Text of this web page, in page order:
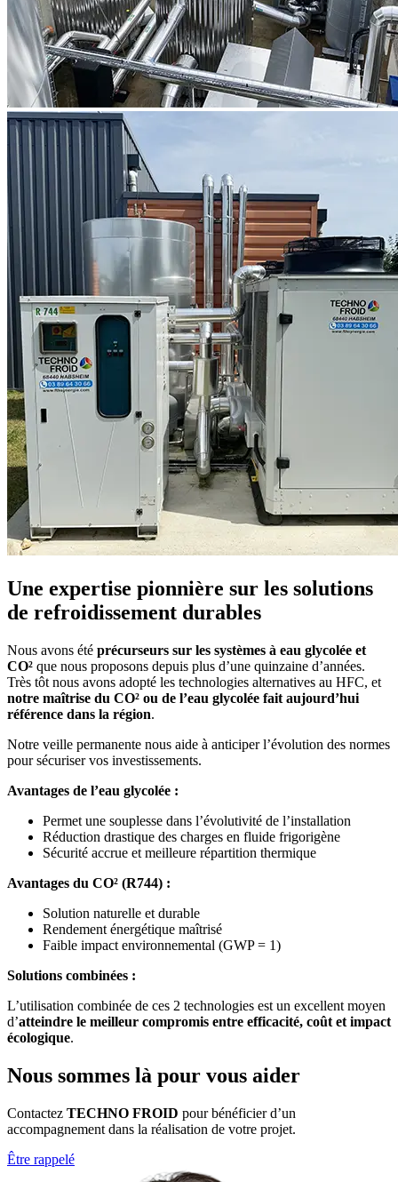
Une expertise pionnière sur les solutions
de refroidissement durables
Nous avons été précurseurs sur les systèmes à eau glycolée et
CO² que nous proposons depuis plus d’une quinzaine d’années.
Très tôt nous avons adopté les technologies alternatives au HFC, et
notre maîtrise du CO² ou de l’eau glycolée fait aujourd’hui
référence dans la région.
Notre veille permanente nous aide à anticiper l’évolution des normes
pour sécuriser vos investissements.
Avantages de l’eau glycolée :
Permet une souplesse dans l’évolutivité de l’installation
Réduction drastique des charges en fluide frigorigène
Sécurité accrue et meilleure répartition thermique
Avantages du CO² (R744) :
Solution naturelle et durable
Rendement énergétique maîtrisé
Faible impact environnemental (GWP = 1)
Solutions combinées :
L’utilisation combinée de ces 2 technologies est un excellent moyen
d’atteindre le meilleur compromis entre efficacité, coût et impact
écologique.
Nous sommes là pour vous aider
Contactez TECHNO FROID pour bénéficier d’un
accompagnement dans la réalisation de votre projet.
Être rappelé